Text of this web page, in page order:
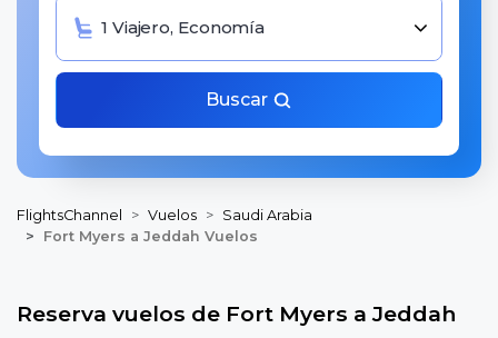
1 Viajero, Economía
Buscar
FlightsChannel Vuelos
Saudi Arabia
Fort Myers a Jeddah Vuelos
Reserva vuelos de Fort Myers a Jeddah